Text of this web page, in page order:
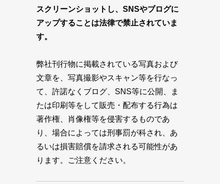
スクリーンショットし、SNSやブログに
アップすることは法律で禁止されていま
す。
弊社刊行物に掲載されている写真および
文章を、写真撮影やスキャン等を行なっ
て、許諾なくブログ、SNS等に公開、ま
たは印刷等をして販売・配布する行為は
著作権、肖像権等を侵害するものであ
り、場合によっては刑事罰が科され、あ
るいは損害賠償を請求される可能性があ
ります。ご注意ください。